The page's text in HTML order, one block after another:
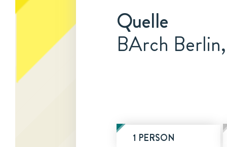
Quelle
BArch
1 PERSON